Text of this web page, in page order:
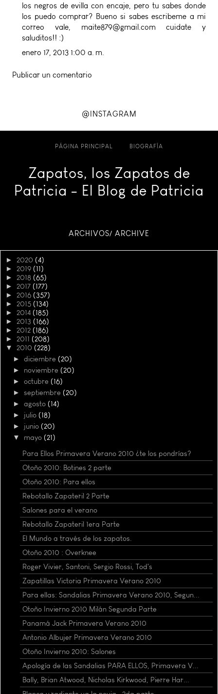
los negros de evilla con encaje, pero tu sabes donde
los puedo comprar? Bueno si sabes escribeme a mi
correo vale, maite879@gmail.com cuidate y
saluditos!! :)
enero 17, 2013 1:00 a. m.
Publicar un comentario
@INSTAGRAM
PÁGINA PRINCIPAL BIOGRAFÍA
Zapatos, los Zapatos de
Patricia - El Blog de Patricia
ARCHIVOS/ ARCHIVE
► 2020 (4)
► 2019 (11)
► 2018 (65)
► 2017 (177)
► 2016 (357)
► 2015 (134)
► 2014 (185)
► 2013 (166)
► 2012 (186)
► 2011 (208)
▼ 2010 (228)
► diciembre (20)
► noviembre (20)
► octubre (16)
► septiembre (20)
► agosto (14)
► julio (18)
► junio (20)
▼ mayo (21)
Para Ellos Primavera Verano 2010 ¿te los pondrías?
Otoño 2010: Botines 2 parte
Otoño 2010: Para ellos
Rebotallo Zapateril 2 Parte
Salones para el verano
Rebotallo Zapateril 1era Parte
El Mundo a través de los zapatos.
Otoño 2010 : Overknee
Roger Vivier, Santoni, Sergio Rossi, Tod's
Zapatillas Victoria Primavera Verano 2010
Para ellas: Sandalias Primavera Verano 2010, Segun...
Otoño Invierno 2010 Milán Segunda Parte
Panamá Jack Primavera Verano 2010
Antonio Albujer Primavera Verano 2010
Otoño Invierno 2010: Salones
Apología de las Sandalias PARA ELLOS, Primavera V...
Bally, Brian Atwood, Nicholas Kirkwood, Pierre Har...